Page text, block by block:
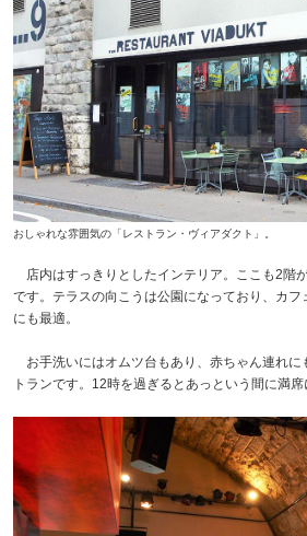
おしゃれな雰囲気の「レストラン・ヴィアダクト」。
店内はすっきりとしたインテリア。ここも2階
です。テラスの向こうは公園になっており、カ
にも最適。
お手洗いにはオムツ台もあり、赤ちゃん連れに
トランです。12時を過ぎるとあっという間に満席